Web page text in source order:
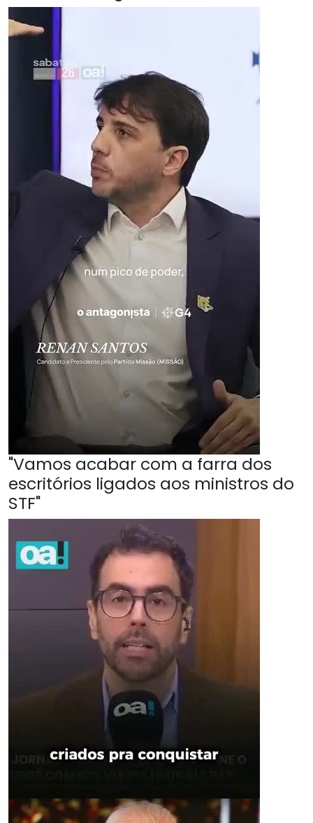
"Vamos acabar com a farra dos
escritórios ligados aos ministros do
STF"